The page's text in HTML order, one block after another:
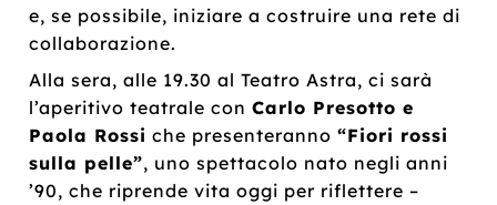
e, se possibile, iniziare a costruire una rete di
collaborazione.
Alla sera, alle 19.30 al Teatro Astra, ci sarà
l’aperitivo teatrale conCarlo Presotto e
Paola Rossi che presenteranno“Fiori rossi
sulla pelle”, uno spettacolo nato negli anni
’90, che riprende vita oggi per riflettere –